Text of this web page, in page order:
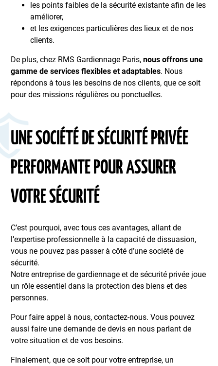
les points faibles de la sécurité existante afin de les
améliorer,
et les exigences particulières des lieux et de nos
clients.
De plus, chez RMS Gardiennage Paris,nous offrons une
gamme de services flexibles et adaptables. Nous
répondons à tous les besoins de nos clients, que ce soit
pour des missions régulières ou ponctuelles.
UNE SOCIÉTÉ DE SÉCURITÉ PRIVÉE
PERFORMANTE POUR ASSURER
VOTRE SÉCURITÉ
C’est pourquoi, avec tous ces avantages, allant de
l’expertise professionnelle à la capacité de dissuasion,
vous ne pouvez pas passer à côté d’une société de
sécurité.
Notre entreprise de gardiennage et de sécurité privée joue
un rôle essentiel dans la protection des biens et des
personnes.
Pour faire appel à nous, contactez-nous. Vous pouvez
aussi faire une demande de devis en nous parlant de
votre situation et de vos besoins.
Finalement, que ce soit pour votre entreprise, un